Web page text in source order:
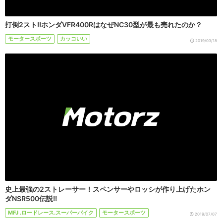
打倒2スト!!ホンダVFR400RはなぜNC30型が最も売れたのか？
モータースポーツ カッコいい 2019/03/18
史上最強の2ストレーサー！スペンサーやロッシが作り上げたホン
ダNSR500伝説!!
MFJ .ロードレース.スーパーバイク モータースポーツ 2019/07/07